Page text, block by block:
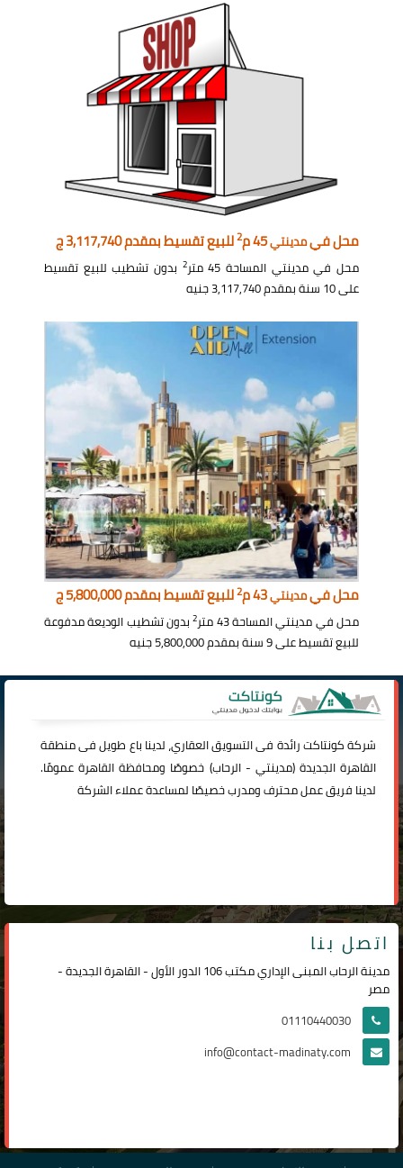
محل فيمدينتي45 م 2للبيع تقسيط بمقدم 3,117,740 ج
محل في مدينتي المساحة 45 متر 2 بدون تشطيب للبيع تقسيط
على 10 سنة بمقدم 3,117,740 جنيه
محل فيمدينتي 2للبيع تقسيط بمقدم 5,800,000 ج
محل في مدينتي المساحة 43 متر 2بدون تشطيب الوديعة مدفوعة
للبيع تقسيط على 9 سنة بمقدم 5,800,000 جنيه
شركةكونتاكترائدة فى التسويق العقاري، لدينا باع طويل فى منطقة
القاهرة الجديدة (مدينتي -الرحاب) خصوصًا ومحافظة القاهرة عمومًا.
لدينا فريق عمل محترف ومدرب خصيصًا لمساعدة عملاء الشركة
اتصل بنا
مدينة الرحاب المبنى الإداري مكتب 106 الدور الأول - القاهرة الجديدة -
مصر
01110440030
info@contact-madinaty.com